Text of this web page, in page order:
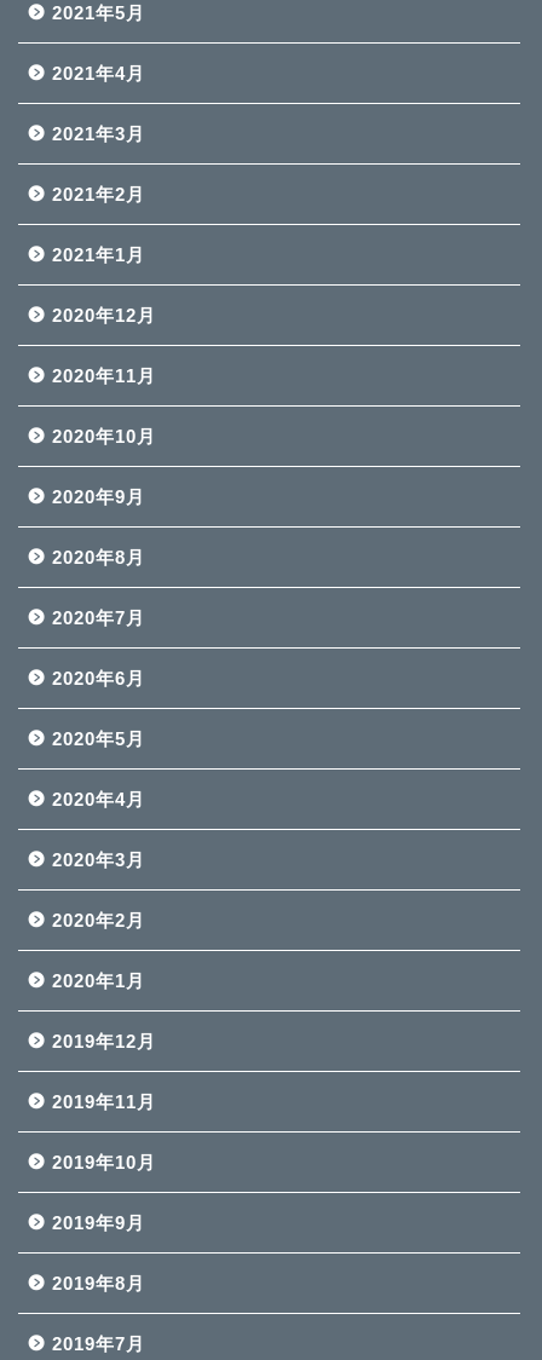
2021年5月
2021年4月
2021年3月
2021年2月
2021年1月
2020年12月
2020年11月
2020年10月
2020年9月
2020年8月
2020年7月
2020年6月
2020年5月
2020年4月
2020年3月
2020年2月
2020年1月
2019年12月
2019年11月
2019年10月
2019年9月
2019年8月
2019年7月